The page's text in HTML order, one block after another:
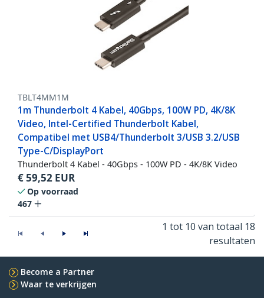
TBLT4MM1M
1m Thunderbolt 4 Kabel, 40Gbps, 100W PD, 4K/8K
Video, Intel-Certified Thunderbolt Kabel,
Compatibel met USB4/Thunderbolt 3/USB 3.2/USB
Type-C/DisplayPort
Thunderbolt 4 Kabel - 40Gbps - 100W PD - 4K/8K Video
€59,52 EUR
Op voorraad
467
1 tot 10 van totaal 18
resultaten
Become a Partner
Waar te verkrijgen